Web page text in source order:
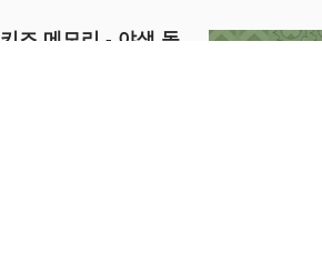
키즈 메모리 - 야생 동